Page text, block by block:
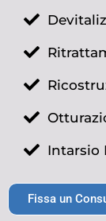
Intarsio
Fissa un